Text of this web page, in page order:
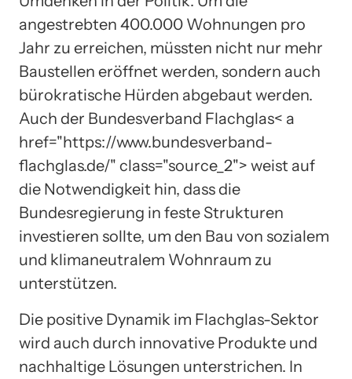
angestrebten 400.000 Wohnungen pro
Jahr zu erreichen, müssten nicht nur mehr
Baustellen eröffnet werden, sondern auch
bürokratische Hürden abgebaut werden.
Auch der Bundesverband Flachglas< a
href="https://www.bundesverband-
flachglas.de/" class="source_2"> weist auf
die Notwendigkeit hin, dass die
Bundesregierung in feste Strukturen
investieren sollte, um den Bau von sozialem
und klimaneutralem Wohnraum zu
unterstützen.
Die positive Dynamik im Flachglas-Sektor
wird auch durch innovative Produkte und
nachhaltige Lösungen unterstrichen. In